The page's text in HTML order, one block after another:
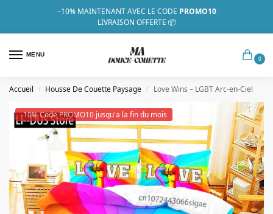
–10% MAINTENANT AVEC LE CODE PROMO10
LIVRAISON OFFERTE 📦
MENU
0
Accueil / Housse De Couette Paysage / Love Wins – LGBT Arc-en-Ciel
-10% Code PROMO10 jusqu'a la fin du mois